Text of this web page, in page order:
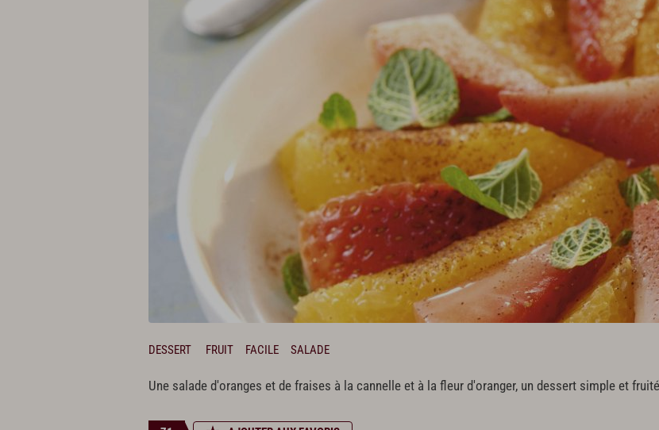
DESSERT FRUIT FACILE SALADE
Une salade d'oranges et de fraises à la cannelle et à la fleur d'oranger, un dessert simple et